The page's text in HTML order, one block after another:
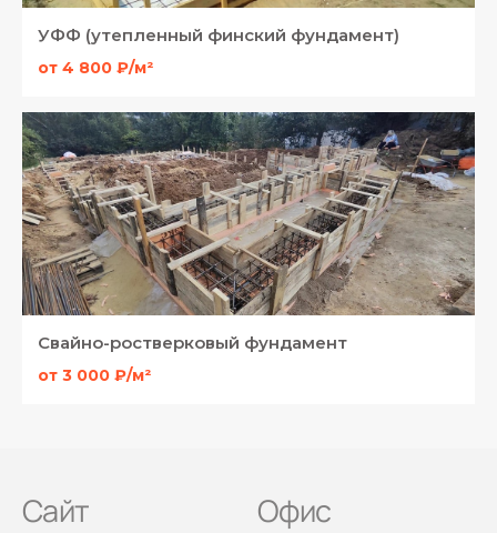
УФФ (утепленный финский фундамент)
от 4 800 ₽/м²
Свайно-ростверковый фундамент
от 3 000 ₽/м²
Сайт Офис